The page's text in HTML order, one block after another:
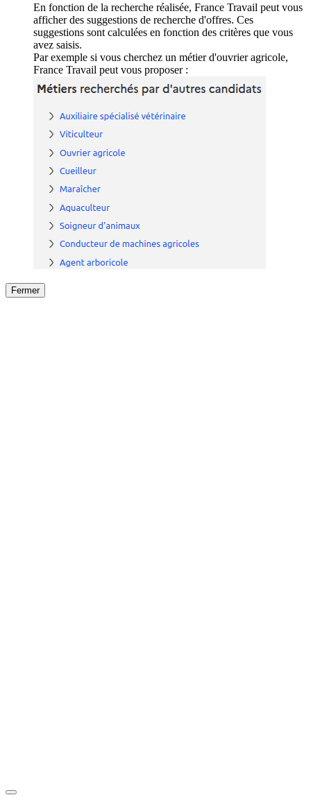
En fonction de la recherche réalisée, France Travail peut vous
afficher des suggestions de recherche d'offres. Ces
suggestions sont calculées en fonction des critères que vous
avez saisis.
Par exemple si vous cherchez un métier d'ouvrier agricole,
France Travail peut vous proposer :
Fermer